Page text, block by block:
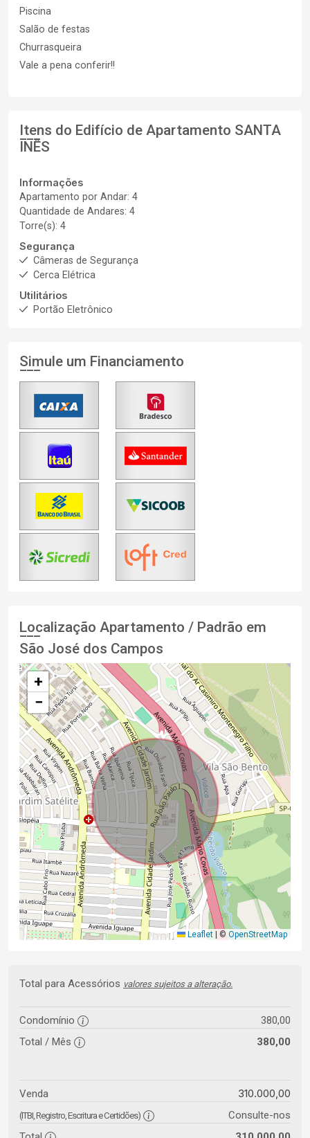
Piscina
Salão de festas
Churrasqueira
Vale a pena conferir!!
Itens do Edifício de Apartamento SANTA
INÊS
Informações
Apartamento por Andar: 4
Quantidade de Andares: 4
Torre(s): 4
Segurança
Câmeras de Segurança
Cerca Elétrica
Utilitários
Portão Eletrônico
Simule um Financiamento
Localização Apartamento / Padrão em
São José dos Campos
+
−
Leaflet | © OpenStreetMap
Total para Acessórios valores sujeitos a alteração.
Condomínio
380,00
Total / Mês
380,00
Venda 310.000,00
(ITBI, Registro, Escritura e Certidões)
Consulte-nos